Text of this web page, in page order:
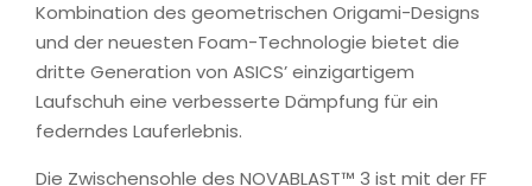
Kombination des geometrischen Origami-Designs
und der neuesten Foam-Technologie bietet die
dritte Generation von ASICS’ einzigartigem
Laufschuh eine verbesserte Dämpfung für ein
federndes Lauferlebnis.
Die Zwischensohle des NOVABLAST™ 3 ist mit der FF